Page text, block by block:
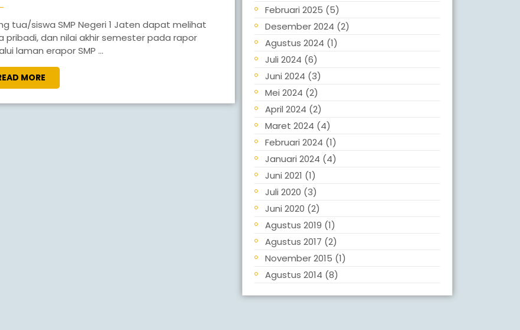
pribadi, dan nilai akhir semester pada rapor
laman erapor SMP ...
MORE
Februari 2025 (5)
Desember 2024 (2)
Agustus 2024 (1)
Juli 2024 (6)
Juni 2024 (3)
Mei 2024 (2)
April 2024 (2)
Maret 2024 (4)
Februari 2024 (1)
Januari 2024 (4)
Juni 2021 (1)
Juli 2020 (3)
Juni 2020 (2)
Agustus 2019 (1)
Agustus 2017 (2)
November 2015 (1)
Agustus 2014 (8)